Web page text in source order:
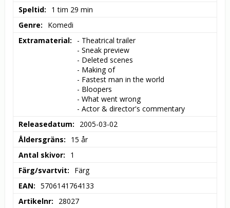
Speltid
1 tim 29 min
Genre
Komedi
Extramaterial
- Theatrical trailer
- Sneak preview
- Deleted scenes
- Making of
- Fastest man in the world
- Bloopers
- What went wrong
- Actor & director's commentary
Releasedatum
2005-03-02
Åldersgräns
15 år
Antal skivor
1
Färg/svartvit
Färg
EAN
5706141764133
Artikelnr
28027